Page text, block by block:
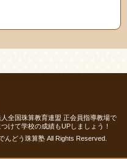
全国珠算教育連盟 正会員指導教場で
けて学校の成績もUPしましょう！
どう珠算塾 All Rights Reserved.